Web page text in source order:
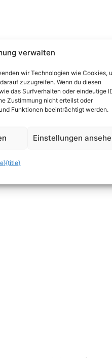
verwalten
wir Technologien wie Cookies,
zuzugreifen. Wenn du diesen
das Surfverhalten oder eindeutige
Zustimmung nicht erteilst oder
Funktionen beeinträchtigt werden.
Einstellungen
{title}